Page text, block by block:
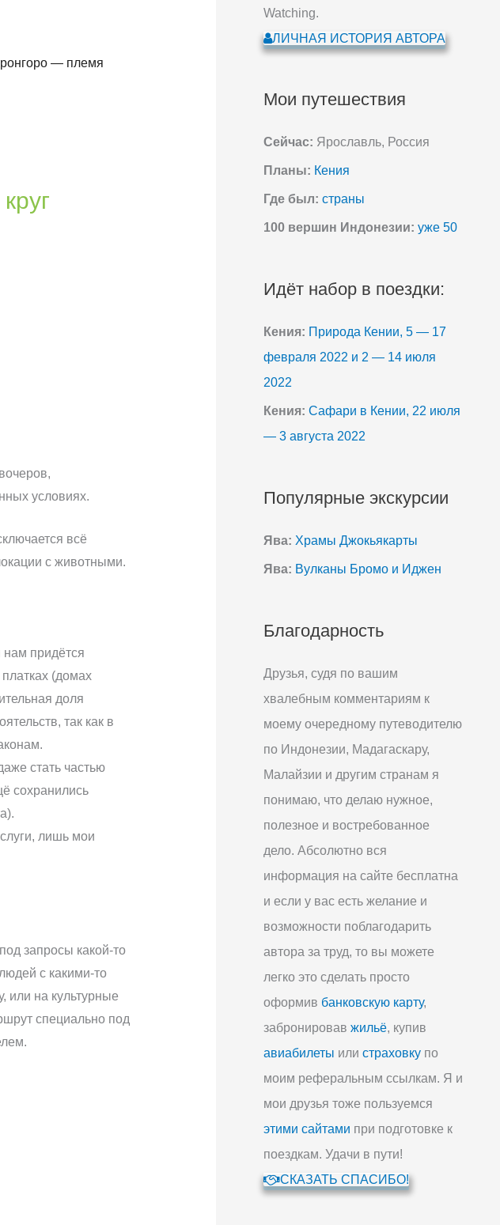
— племя
условиях.
всё
с животными.
нам придётся
(домах
доля
так как в
стать частью
сохранились
лишь мои
запросы какой-то
с какими-то
или на культурные
специально под
Watching.
ЛИЧНАЯ ИСТОРИЯ АВТОРА
Мои путешествия
Сейчас: Ярославль, Россия
Планы: Кения
Где был: страны
100 вершин Индонезии: уже 50
Идёт набор в поездки:
Кения: Природа Кении, 5 — 17
февраля 2022 и 2 — 14 июля
2022
Кения: Сафари в Кении, 22 июля
— 3 августа 2022
Популярные экскурсии
Ява: Храмы Джокьякарты
Ява: Вулканы Бромо и Иджен
Благодарность
Друзья, судя по вашим
хвалебным комментариям к
моему очередному путеводителю
по Индонезии, Мадагаскару,
Малайзии и другим странам я
понимаю, что делаю нужное,
полезное и востребованное
дело. Абсолютно вся
информация на сайте бесплатна
и если у вас есть желание и
возможности поблагодарить
автора за труд, то вы можете
легко это сделать просто
оформив банковскую карту,
забронировав жильё, купив
авиабилеты или страховкупо
моим реферальным ссылкам. Я и
мои друзья тоже пользуемся
этими сайтами при подготовке к
поездкам. Удачи в пути!
СКАЗАТЬ СПАСИБО!